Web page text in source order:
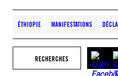
ÉTHIOPIE MANIFESTATIONS
RECHERCHES